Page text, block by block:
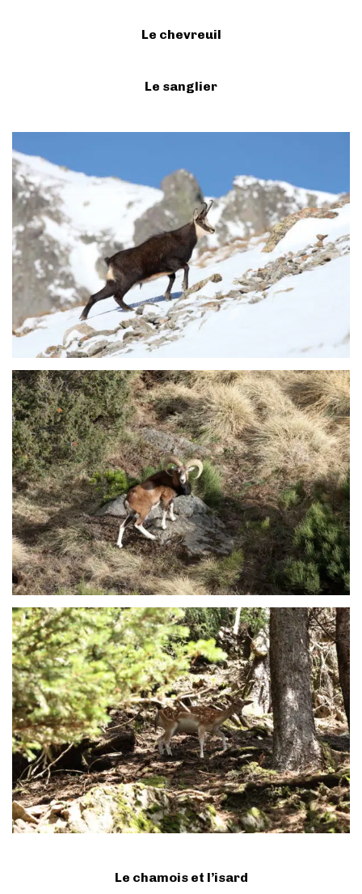
Le chevreuil
Le sanglier
Le chamois et l’isard